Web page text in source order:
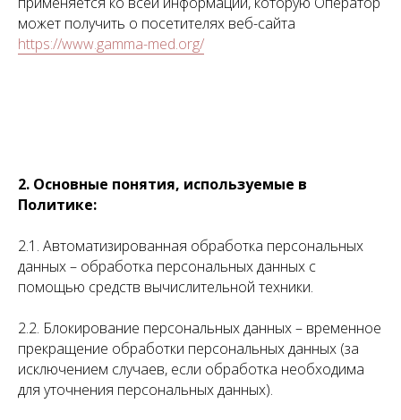
может получить о посетителях веб-сайта
https://www.gamma-med.org/
2. Основные понятия, используемые в
Политике:
2.1. Автоматизированная обработка персональных
данных – обработка персональных данных с
помощью средств вычислительной техники.
2.2. Блокирование персональных данных – временное
прекращение обработки персональных данных (за
исключением случаев, если обработка необходима
для уточнения персональных данных).